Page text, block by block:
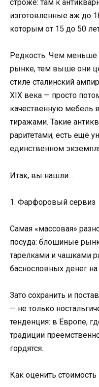
строже: там к
изготовленные аж до
которым от 15 до 50
Редкость. Чем
рынке, тем выше они
стиле сталинский
XIX века — просто
качественную мебель
тиражами. Такие
раритетами; есть ещё
единственном
Итак, вы нашли…
1. Фарфоровый сервиз
Самая «массовая»
посуда: блошиные
тарелками и чашками
баснословных денег
Зато сохранить и
— не только
тенденция: в Европе,
традиции
гордятся.
Как оценить стоимость